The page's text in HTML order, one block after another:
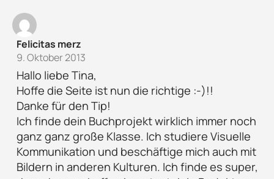
Felicitas merz
9. Oktober 2013
Hallo liebe Tina,
Hoffe die Seite ist nun die richtige :-)!!
Danke für den Tip!
Ich finde dein Buchprojekt wirklich immer noch
ganz ganz große Klasse. Ich studiere Visuelle
Kommunikation und beschäftige mich auch mit
Bildern in anderen Kulturen. Ich finde es super,